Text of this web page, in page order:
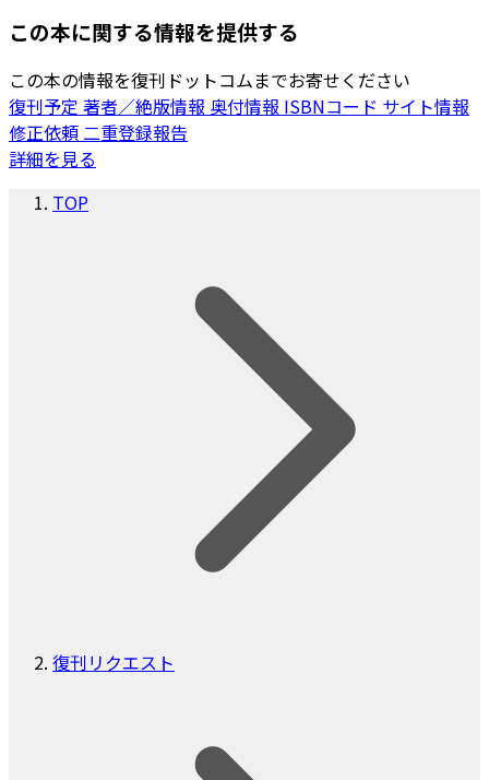
この本に関する情報を提供する
この本の情報を復刊ドットコムまでお寄せください
復刊予定 著者／絶版情報 奥付情報 ISBNコード サイト情報
修正依頼二重登録報告
詳細を見る
TOP
復刊リクエスト